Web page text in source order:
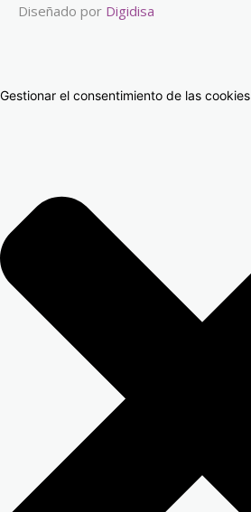
Diseñado por Digidisa
Gestionar el consentimiento de las cookies